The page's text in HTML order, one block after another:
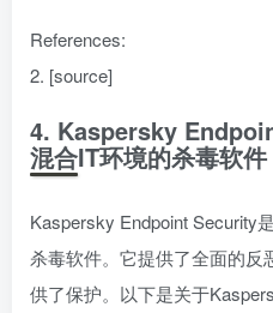
References:
2. [source]
4. Kaspersky
混合IT环境的杀毒软件
Kaspersky Endpoint Security
杀毒软件。它提供了全面的反
供了保护。以下是关于